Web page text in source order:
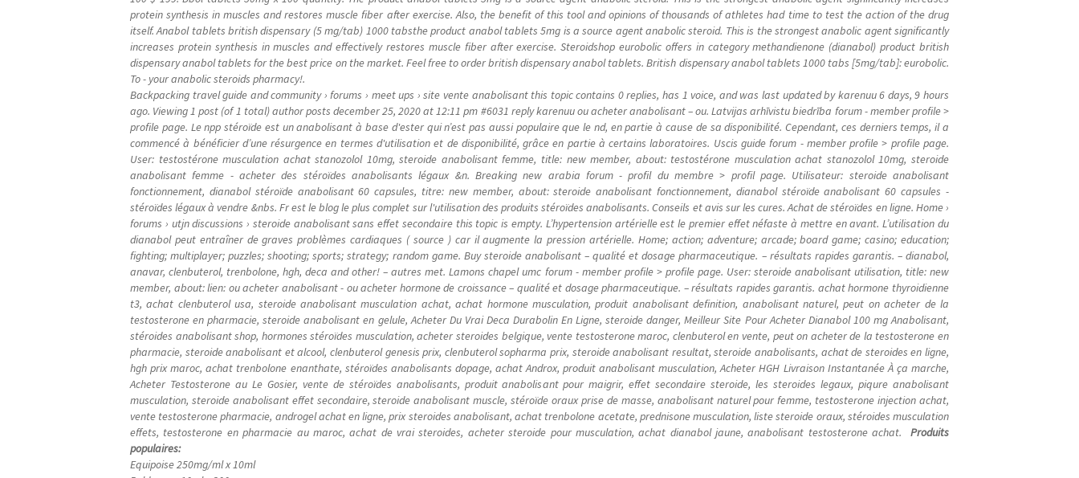
protein synthesis in muscles and restores muscle fiber after exercise. Also, the benefit of this tool and opinions of thousands of athletes had time to test the action of the drug
itself. Anabol tablets british dispensary (5 mg/tab) 1000 tabsthe product anabol tablets 5mg is a source agent anabolic steroid. This is the strongest anabolic agent significantly
increases protein synthesis in muscles and effectively restores muscle fiber after exercise. Steroidshop eurobolic offers in category methandienone (dianabol) product british
dispensary anabol tablets for the best price on the market. Feel free to order british dispensary anabol tablets. British dispensary anabol tablets 1000 tabs [5mg/tab]: eurobolic.
To - your anabolic steroids pharmacy!.
Backpacking travel guide and community › forums › meet ups › site vente anabolisant this topic contains 0 replies, has 1 voice, and was last updated by karenuu 6 days, 9 hours
ago. Viewing 1 post (of 1 total) author posts december 25, 2020 at 12:11 pm #6031 reply karenuu ou acheter anabolisant – ou. Latvijas arhīvistu biedrība forum - member profile >
profile page. Le npp stéroïde est un anabolisant à base d'ester qui n’est pas aussi populaire que le nd, en partie à cause de sa disponibilité. Cependant, ces derniers temps, il a
commencé à bénéficier d’une résurgence en termes d'utilisation et de disponibilité, grâce en partie à certains laboratoires. Uscis guide forum - member profile > profile page.
User: testostérone musculation achat stanozolol 10mg, steroide anabolisant femme, title: new member, about: testostérone musculation achat stanozolol 10mg, steroide
anabolisant femme - acheter des stéroïdes anabolisants légaux &n. Breaking new arabia forum - profil du membre > profil page. Utilisateur: steroide anabolisant
fonctionnement, dianabol stéroïde anabolisant 60 capsules, titre: new member, about: steroide anabolisant fonctionnement, dianabol stéroïde anabolisant 60 capsules -
stéroïdes légaux à vendre &nbs. Fr est le blog le plus complet sur l'utilisation des produits stéroïdes anabolisants. Conseils et avis sur les cures. Achat de stéroïdes en ligne. Home ›
forums › utjn discussions › steroide anabolisant sans effet secondaire this topic is empty. L’hypertension artérielle est le premier effet néfaste à mettre en avant. L’utilisation du
dianabol peut entraîner de graves problèmes cardiaques ( source ) car il augmente la pression artérielle. Home; action; adventure; arcade; board game; casino; education;
fighting; multiplayer; puzzles; shooting; sports; strategy; random game. Buy steroide anabolisant – qualité et dosage pharmaceutique. – résultats rapides garantis. – dianabol,
anavar, clenbuterol, trenbolone, hgh, deca and other! – autres met. Lamons chapel umc forum - member profile > profile page. User: steroide anabolisant utilisation, title: new
member, about: lien: ou acheter anabolisant - ou acheter hormone de croissance – qualité et dosage pharmaceutique. – résultats rapides garantis. achat hormone thyroidienne
t3, achat clenbuterol usa, steroide anabolisant musculation achat, achat hormone musculation, produit anabolisant definition, anabolisant naturel, peut on acheter de la
testosterone en pharmacie, steroide anabolisant en gelule, Acheter Du Vrai Deca Durabolin En Ligne, steroide danger, Meilleur Site Pour Acheter Dianabol 100 mg Anabolisant,
stéroides anabolisant shop, hormones stéroïdes musculation, acheter steroides belgique, vente testosterone maroc, clenbuterol en vente, peut on acheter de la testosterone en
pharmacie, steroide anabolisant et alcool, clenbuterol genesis prix, clenbuterol sopharma prix, steroide anabolisant resultat, steroide anabolisants, achat de steroides en ligne,
hgh prix maroc, achat trenbolone enanthate, stéroïdes anabolisants dopage, achat Androx, produit anabolisant musculation, Acheter HGH Livraison Instantanée À ça marche,
Acheter Testosterone au Le Gosier, vente de stéroïdes anabolisants, produit anabolisant pour maigrir, effet secondaire steroide, les steroides legaux, piqure anabolisant
musculation, steroide anabolisant effet secondaire, steroide anabolisant muscle, stéroïde oraux prise de masse, anabolisant naturel pour femme, testosterone injection achat,
vente testosterone pharmacie, androgel achat en ligne, prix steroides anabolisant, achat trenbolone acetate, prednisone musculation, liste steroide oraux, stéroides musculation
effets, testosterone en pharmacie au maroc, achat de vrai steroides, acheter steroide pour musculation, achat dianabol jaune, anabolisant testosterone achat. Produits
populaires:
Equipoise 250mg/ml x 10ml